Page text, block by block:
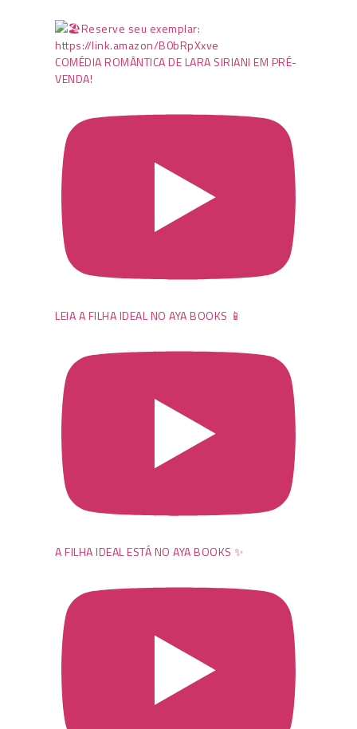
COMÉDIA ROMÂNTICA DE LARA SIRIANI EM PRÉ-
VENDA!
LEIA A FILHA IDEAL NO AYA BOOKS 📱
A FILHA IDEAL ESTÁ NO AYA BOOKS ✨